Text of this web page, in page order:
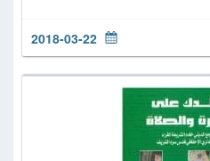
2018-03-22